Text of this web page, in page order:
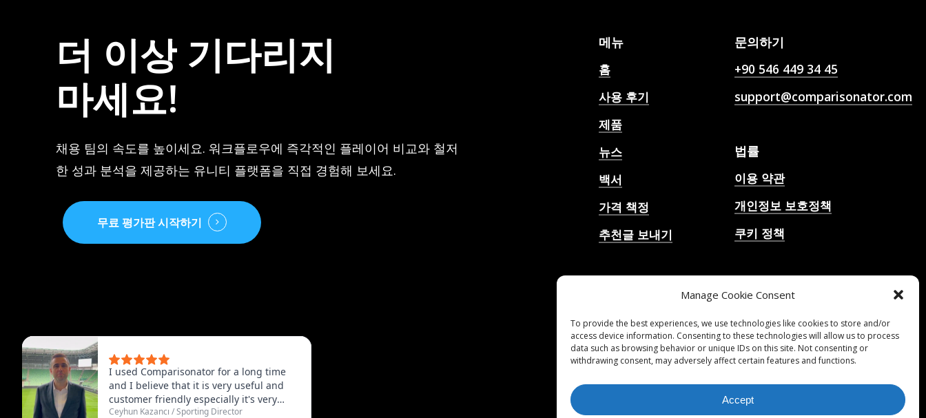
Manage Cookie Consent
To provide the best experiences, we use technologies like cookies to store and/or
access device information. Consenting to these technologies will allow us to process
data such as browsing behavior or unique IDs on this site. Not consenting or
withdrawing consent, may adversely affect certain features and functions.
Accept
더 이상 기다리지
마세요!
채용 팀의 속도를 높이세요. 워크플로우에 즉각적인 플레이어 비교와 철저
한 성과 분석을 제공하는 유니티 플랫폼을 직접 경험해 보세요.
무료 평가판 시작하기
메뉴
홈
사용 후기
제품
뉴스
백서
가격 책정
추천글 보내기
률, 분석, 축구 채팅
문의하기
+90 546 449 34 45
support@comparisonator.com
법률
이용 약관
개인정보 보호정책
쿠키 정책
© 2025 Comparisonator Inc. 모든 권리 보유.
I used Comparisonator for a long time
and I believe that it is very useful and
customer friendly especially it's very
useful to find some similar players that
Ceyhun Kazancı /Sporting Director